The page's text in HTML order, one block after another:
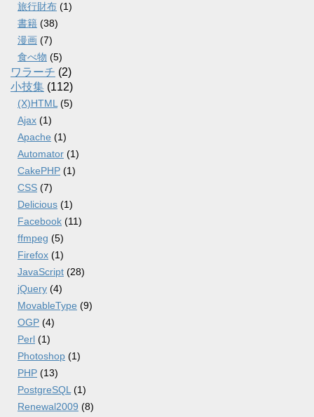
旅行財布 (1)
書籍 (38)
漫画 (7)
食べ物 (5)
ワラーチ (2)
小技集 (112)
(X)HTML (5)
Ajax (1)
Apache (1)
Automator (1)
CakePHP (1)
CSS (7)
Delicious (1)
Facebook (11)
ffmpeg (5)
Firefox (1)
JavaScript (28)
jQuery (4)
MovableType (9)
OGP (4)
Perl (1)
Photoshop (1)
PHP (13)
PostgreSQL (1)
Renewal2009 (8)